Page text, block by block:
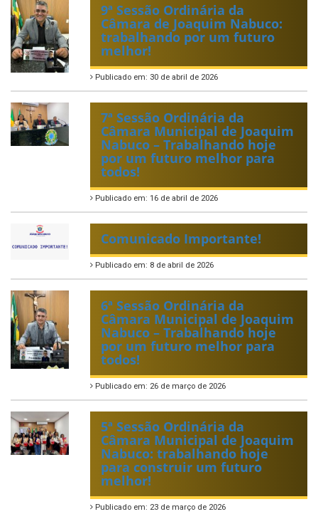
9ª Sessão Ordinária da
Câmara de Joaquim Nabuco:
trabalhando por um futuro
melhor!
Publicado em: 30 de abril de 2026
7ª Sessão Ordinária da
Câmara Municipal de Joaquim
Nabuco – Trabalhando hoje
por um futuro melhor para
todos!
Publicado em: 16 de abril de 2026
Comunicado Importante!
Publicado em: 8 de abril de 2026
6ª Sessão Ordinária da
Câmara Municipal de Joaquim
Nabuco – Trabalhando hoje
por um futuro melhor para
todos!
Publicado em: 26 de março de 2026
5ª Sessão Ordinária da
Câmara Municipal de Joaquim
Nabuco: trabalhando hoje
para construir um futuro
melhor!
Publicado em: 23 de março de 2026